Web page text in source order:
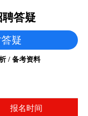
聘答疑
疑
/ 备考资料
报名时间